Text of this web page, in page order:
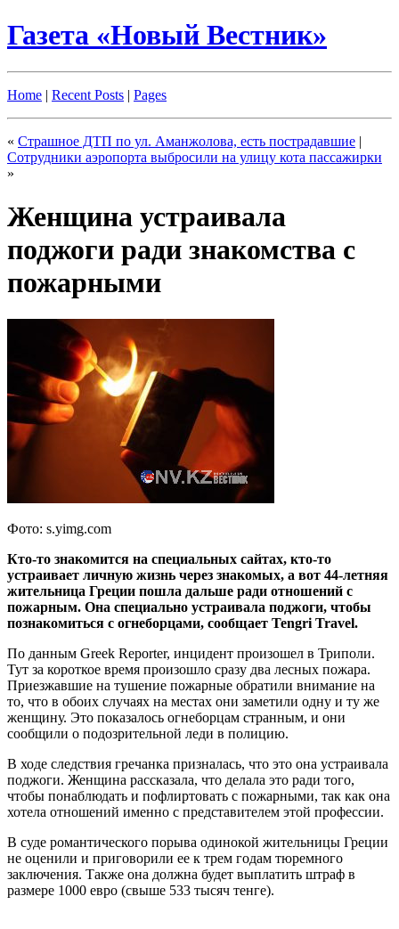
Газета «Новый Вестник»
Home | Recent Posts | Pages
« Страшное ДТП по ул. Аманжолова, есть пострадавшие |
Сотрудники аэропорта выбросили на улицу кота пассажирки
»
Женщина устраивала
поджоги ради знакомства с
пожарными
Фото: s.yimg.com
Кто-то знакомится на специальных сайтах, кто-то
устраивает личную жизнь через знакомых, а вот 44-летняя
жительница Греции пошла дальше ради отношений с
пожарным. Она специально устраивала поджоги, чтобы
познакомиться с огнеборцами, сообщает Tengri Travel.
По данным Greek Reporter, инцидент произошел в Триполи.
Тут за короткое время произошло сразу два лесных пожара.
Приезжавшие на тушение пожарные обратили внимание на
то, что в обоих случаях на местах они заметили одну и ту же
женщину. Это показалось огнеборцам странным, и они
сообщили о подозрительной леди в полицию.
В ходе следствия гречанка призналась, что это она устраивала
поджоги. Женщина рассказала, что делала это ради того,
чтобы понаблюдать и пофлиртовать с пожарными, так как она
хотела отношений именно с представителем этой профессии.
В суде романтического порыва одинокой жительницы Греции
не оценили и приговорили ее к трем годам тюремного
заключения. Также она должна будет выплатить штраф в
размере 1000 евро (свыше 533 тысяч тенге).